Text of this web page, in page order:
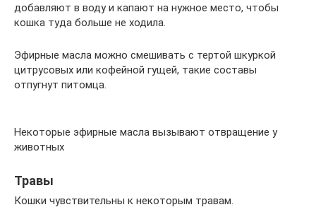
добавляют в воду и капают на нужное место, чтобы
кошка туда больше не ходила.
Эфирные масла можно смешивать с тертой шкуркой
цитрусовых или кофейной гущей, такие составы
отпугнут питомца.
Некоторые эфирные масла вызывают отвращение у
животных
Травы
Кошки чувствительны к некоторым травам.